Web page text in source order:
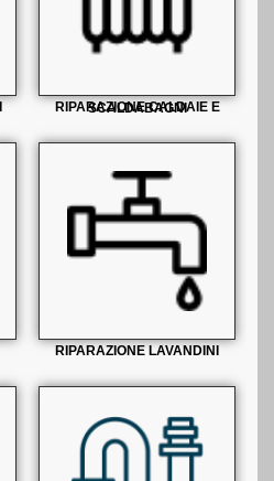
RIPARAZIONE CALDAIE E SCALDABAGNI
RIPARAZIONE LAVANDINI